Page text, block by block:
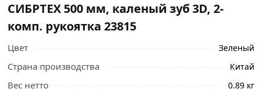
СИБРТЕХ 500 мм, каленый зуб 3D, 2-
комп. рукоятка 23815
Цвет Зеленый
Страна производства Китай
Вес нетто 0.89 кг